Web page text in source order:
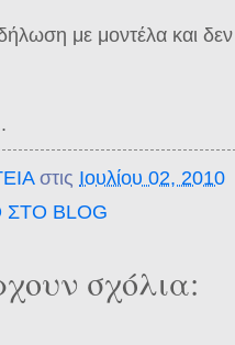
με μοντέλα και
στις Ιουλίου 02, 2010
BLOG
σχόλια: